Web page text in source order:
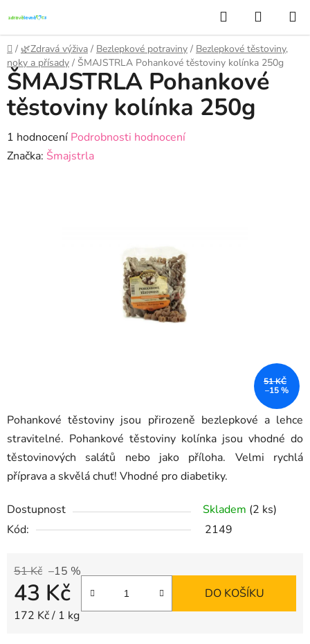
na
obsah
Hledat
KOŠÍK
Domů
/ 🌿Zdravá výživa / Bezlepkové potraviny / Bezlepkové těstoviny,
noky a přísady / ŠMAJSTRLA Pohankové těstoviny kolínka 250g
Pohankové těstoviny jsou přirozeně bezlepkové a lehce
stravitelné. Pohankové těstoviny kolínka jsou vhodné do
těstovinových salátů nebo jako příloha. Velmi rychlá
příprava a skvělá chuť! Vhodné pro diabetiky.
Dostupnost Skladem (2 ks)
Kód:
2149
51 Kč –15 %
43 Kč
Měrná cena:
172 Kč / 1 kg
DO KOŠÍKU
ŠMAJSTRLA Pohankové
těstoviny kolínka 250g
Průměrné
hodnocení
1 hodnocení Podrobnosti hodnocení
Značka: Šmajstrla
51 KČ
–15 %